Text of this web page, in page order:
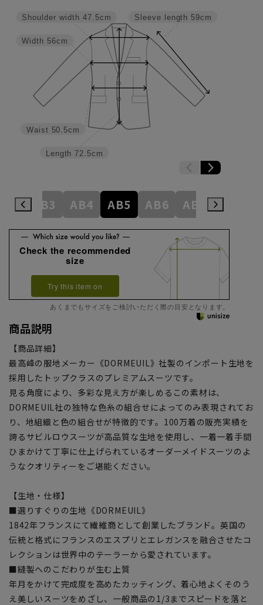
Sleeve length 59cm
Length 72.5cm
Waist 50.5cm
Width 56cm
Shoulder width 47.5cm
A8 AB3 AB4 AB5 AB6 AB7 AB8
Check the recommended
size
Try this item on
あくまでもサイズをご検討いただく際の目安となります。
商品説明
【商品詳細】
最高峰の服地メーカー《DORMEUIL》社製のインポート生地を
採用したトップクラスのプレミアムスーツです。
見る角度により、多彩な見え方が楽しめるこの素材は、
DORMEUIL社の独特な色糸の組合せによってのみ表現されてお
り、地組織と色の組合せが特徴的です。100万着の販売実績を
誇るサビルロウスーツが高品質な生地を使用し、一着一着手間
ひまかけて丁寧に仕上げられているオーダーメイドスーツのよ
うなクオリティーをご堪能ください。
【生地・仕様】
■選りすぐりの生地《DORMEUIL》
1842年フランスにて繊維商として創業したブランド。英国の
伝統と格式にフランスのエスプリとエレガンスを融合させたコ
レクションは世界中のテーラーから愛されています。
■縫製へのこだわりが生む上質
年月をかけて完成度を高めたカッティング、着心地よくそのう
え美しいスーツをめざし、一般商品の1/3までスピードを落と